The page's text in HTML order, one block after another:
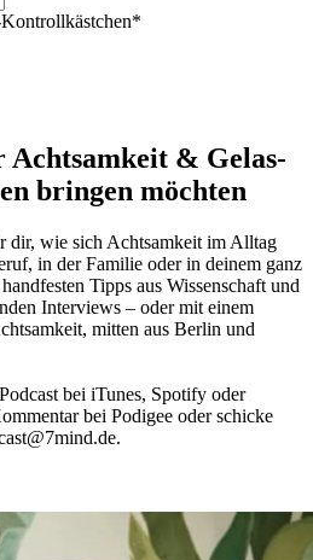
Acht­sam­keit & Gelas­
brin­gen möch­ten
dir, wie sich Acht­sam­keit im Alltag
in der Fami­lie oder in deinem ganz
Tipps aus Wis­sen­schaft und
Interviews – oder mit einem
mitten aus Berlin und
bei iTunes, Spo­tify oder
bei Podigee oder schi­cke